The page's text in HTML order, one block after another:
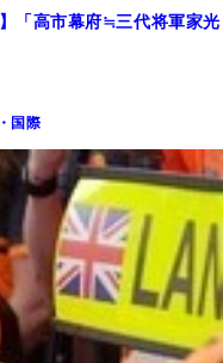
「高市幕府≒三代将軍家光
国際